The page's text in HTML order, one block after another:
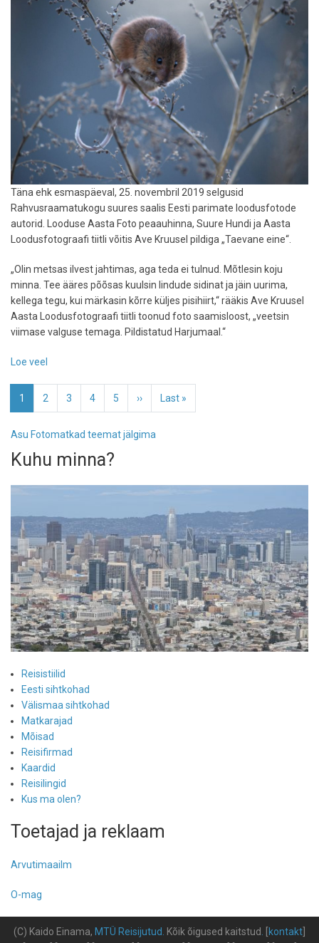
Täna ehk esmaspäeval, 25. novembril 2019 selgusid
Rahvusraamatukogu suures saalis Eesti parimate loodusfotode
autorid. Looduse Aasta Foto peaauhinna, Suure Hundi ja Aasta
Loodusfotograafi tiitli võitis Ave Kruusel pildiga „Taevane eine“.
„Olin metsas ilvest jahtimas, aga teda ei tulnud. Mõtlesin koju
minna. Tee ääres põõsas kuulsin lindude sidinat ja jäin uurima,
kellega tegu, kui märkasin kõrre küljes pisihiirt,“ rääkis Ave Kruusel
Aasta Loodusfotograafi tiitli toonud foto saamisloost, „veetsin
viimase valguse temaga. Pildistatud Harjumaal.“
Loe veel
Aasta
Foto
võitis
Ave
fotoga
Pagination
Eesolev
leht
1 Page
2 Page
3 Page
4 Page
5
Järgmine
leht
››
Viimane
leht
Last »
Asu Fotomatkad teemat jälgima
Kuhu minna?
Reisistiilid
Eesti sihtkohad
Välismaa sihtkohad
Matkarajad
Mõisad
Reisifirmad
Kaardid
Reisilingid
Kus ma olen?
Toetajad ja reklaam
Arvutimaailm
O-mag
(C) Kaido Einama, MTÜ Reisijutud Kõik õigused kaitstud [kontakt]